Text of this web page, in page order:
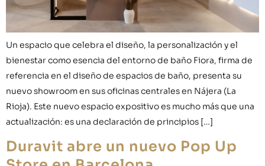
Un espacio que celebra el diseño, la personalización y el
bienestar como esencia del entorno de baño Fiora, firma de
referencia en el diseño de espacios de baño, presenta su
nuevo showroom en sus oficinas centrales en Nájera (La
Rioja). Este nuevo espacio expositivo es mucho más que una
actualización: es una declaración de principios […]
Duravit abre un nuevo Pop Up